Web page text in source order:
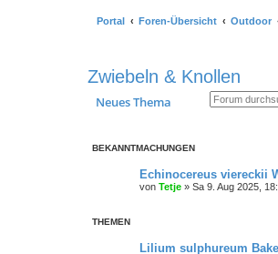
Portal Foren-Übersicht Outdoor
Zwiebeln & Knollen
Neues Thema Suche
Erweiterte
BEKANNTMACHUNGEN
Echinocereus viereckii
von Tetje » Sa 9. Aug 2025,
THEMEN
Lilium sulphureum